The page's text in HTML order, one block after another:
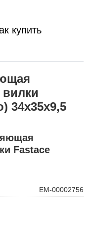
купить
34х35х9,5
Fastace
ЕМ-00002756